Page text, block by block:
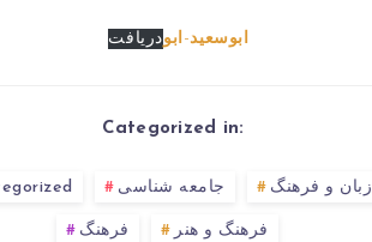
ابوسعيد-ابودریافت
Categorized in:
جامعه شناسی زبان و فرهنگ
فرهنگ فرهنگ و هنر